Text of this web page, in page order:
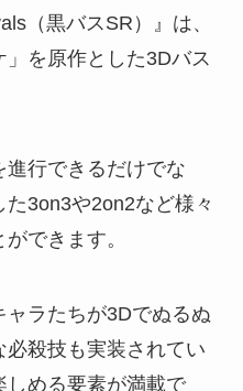
（黒バスSR）』は、
を原作とした3Dバス
進行できるだけでな
3on3や2on2など様々
できます。
ラたちが3Dでぬるぬ
殺技も実装されてい
しめる要素が満載で